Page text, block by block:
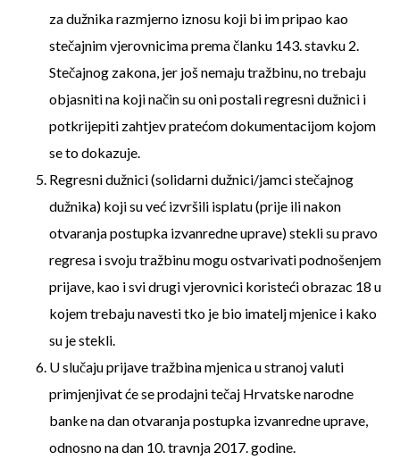
za dužnika razmjerno iznosu koji bi im pripao kao
stečajnim vjerovnicima prema članku 143. stavku 2.
Stečajnog zakona, jer još nemaju tražbinu, no trebaju
objasniti na koji način su oni postali regresni dužnici i
potkrijepiti zahtjev pratećom dokumentacijom kojom
se to dokazuje.
Regresni dužnici (solidarni dužnici/jamci stečajnog
dužnika) koji su već izvršili isplatu (prije ili nakon
otvaranja postupka izvanredne uprave) stekli su pravo
regresa i svoju tražbinu mogu ostvarivati podnošenjem
prijave, kao i svi drugi vjerovnici koristeći obrazac 18 u
kojem trebaju navesti tko je bio imatelj mjenice i kako
su je stekli.
U slučaju prijave tražbina mjenica u stranoj valuti
primjenjivat će se prodajni tečaj Hrvatske narodne
banke na dan otvaranja postupka izvanredne uprave,
odnosno na dan 10. travnja 2017. godine.